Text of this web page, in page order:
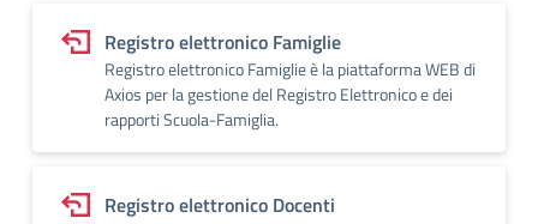
Registro elettronico Famiglie
Registro elettronico Famiglie è la piattaforma WEB di
Axios per la gestione del Registro Elettronico e dei
rapporti Scuola-Famiglia.
Registro elettronico Docenti